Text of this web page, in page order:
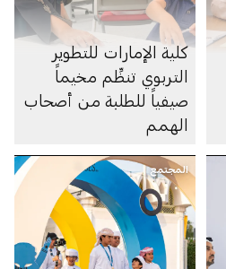
كلية الإمارات للتطوير
التربوي تنظِّم مخيماً
صيفياً للطلبة من أصحاب
الهمم
المجتمع